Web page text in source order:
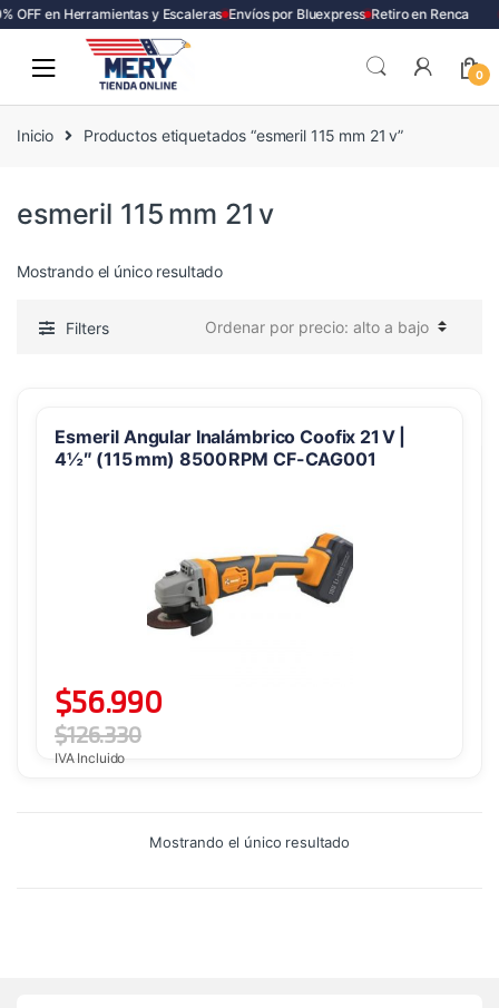
OFF en Herramientas y Escaleras Envíos por Bluexpress Retiro en Renca
0
Inicio Productos etiquetados “esmeril 115 mm 21 v”
esmeril 115 mm 21 v
Mostrando el único resultado
Filters
Esmeril Angular Inalámbrico Coofix 21 V |
4½″ (115 mm) 8500 RPM CF-CAG001
$56.990
$126.330
IVA Incluido
Mostrando el único resultado